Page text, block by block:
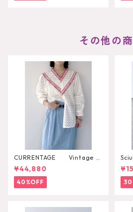
その他の
CURRENTAGE Vintage L
ace Blouse
¥44,880
40%OFF
（